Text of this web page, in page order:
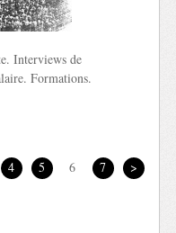
Interviews de
Formations.
4 5 6 7 >